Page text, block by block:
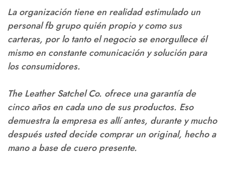
La organización tiene en realidad estimulado un
personal fb grupo quién propio y como sus
carteras, por lo tanto el negocio se enorgullece él
mismo en constante comunicación y solución para
los consumidores.
The Leather Satchel Co. ofrece una garantía de
cinco años en cada uno de sus productos. Eso
demuestra la empresa es allí antes, durante y mucho
después usted decide comprar un original, hecho a
mano a base de cuero presente.